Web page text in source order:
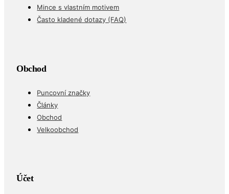
Mince s vlastním motivem
Často kladené dotazy (FAQ)
Obchod
Puncovní značky
Články
Obchod
Velkoobchod
Účet